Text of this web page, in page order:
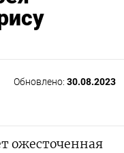
Обновлено: 30.08.2023
ожесточенная